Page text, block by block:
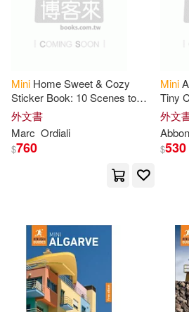
Family Vibes Christmas(11)
Galaxy Books(11)
Jackson(11) Joel(11)
Knock Knock(11)
Mini (ILT)(11) Mini
Professor Groupe(11)
Ink Media Corp(4)
Leisure Arts(4)
Lightning Source Inc(4)
Meadwestvaco(4)
New Leaf Pr(4)
Mini Home Sweet & Cozy
Sticker Book: 10 Scenes to
Decorate with 300 Stickers!
Create Miniature Worlds in 3d!
外文書
Marc Ordiali
$760
Mini
Tiny
外文
$530